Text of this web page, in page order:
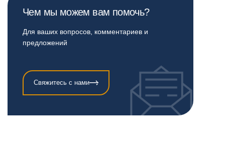
Чем мы можем вам помочь?
Для ваших вопросов, комментариев и
предложений
Свяжитесь с нами